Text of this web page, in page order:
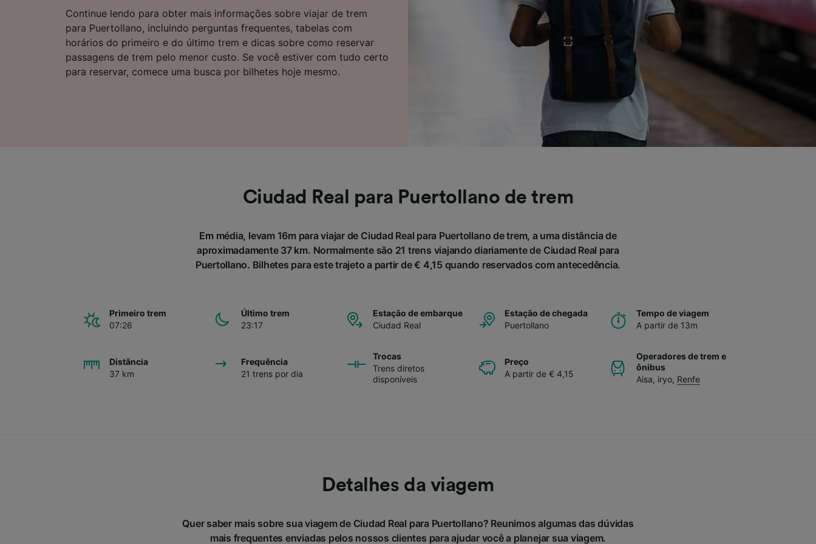
Continue lendo para obter mais informações sobre viajar de trem
para Puertollano, incluindo perguntas frequentes, tabelas com
horários do primeiro e do último trem e dicas sobre como reservar
passagens de trem pelo menor custo. Se você estiver com tudo certo
para reservar, comece uma busca por bilhetes hoje mesmo.
Ciudad Real para Puertollano de trem
Em média, levam 16m para viajar de Ciudad Real para Puertollano de trem, a uma distância de
aproximadamente 37 km. Normalmente são 21 trens viajando diariamente de Ciudad Real para
Puertollano. Bilhetes para este trajeto a partir de € 4,15 quando reservados com antecedência.
Primeiro trem
07:26
Último trem
23:17
Estação de embarque
Ciudad Real
Estação de chegada
Puertollano
Tempo de viagem
A partir de 13m
Distância
37 km
Frequência
21 trens por dia
Trocas
Trens diretos
disponíveis
Preço
A partir de € 4,15
Operadores de trem e
ônibus
Aisa, iryo, Renfe
Detalhes da viagem
Quer saber mais sobre sua viagem de Ciudad Real para Puertollano? Reunimos algumas das dúvidas
mais frequentes enviadas pelos nossos clientes para ajudar você a planejar sua viagem.
Lista de parceiros (fornecedores)